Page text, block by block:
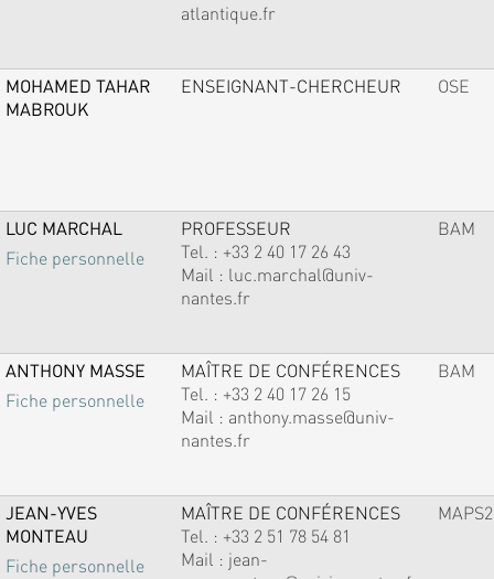
atlantique.fr
MOHAMED TAHAR
MABROUK
ENSEIGNANT-CHERCHEUR OSE
LUC MARCHAL
Fiche personnelle
PROFESSEUR
Tel. : +33 2 40 17 26 43
Mail : luc.marchal@univ-
nantes.fr
BAM
ANTHONY MASSE
Fiche personnelle
MAÎTRE DE CONFÉRENCES
Tel. : +33 2 40 17 26 15
Mail : anthony.masse@univ-
nantes.fr
BAM
JEAN-YVES
MONTEAU
Fiche personnelle
MAÎTRE DE CONFÉRENCES
Tel. : +33 2 51 78 54 81
Mail : jean-
MAPS2